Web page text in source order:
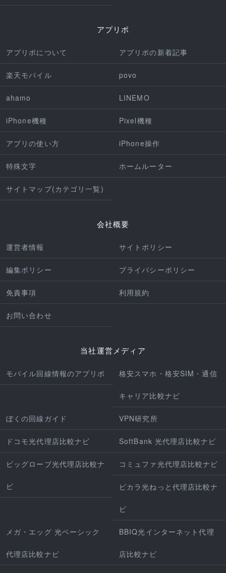
アプリポ
アプリポについて アプリポの新着記事
楽天モバイル povo
ahamo LINEMO
iPhone機種 Pixel機種
アプリの使い方 iPhone操作
特殊文字 ホームルーター
サイトマップ(カテゴリ一覧)
会社概要
運営者情報 サイトポリシー
編集ポリシー プライバシーポリシー
免責事項 利用規約
お問い合わせ
当社運営メディア
モバイル回線情報のアプリポ 格安スマホ・格安SIM・通信
キャリア比較ナビ
ぼくの回線ガイド VPN研究所
ドコモ光代理店比較ナビ SoftBank 光代理店比較ナビ
ビッグローブ光代理店比較ナ
ビ
コミュファ光代理店比較ナビ
ピカラ光ねっと代理店比較ナ
ビ
メガ・エッグ 光ベーシック
代理店比較ナビ
BBIQ光インターネット代理
店比較ナビ